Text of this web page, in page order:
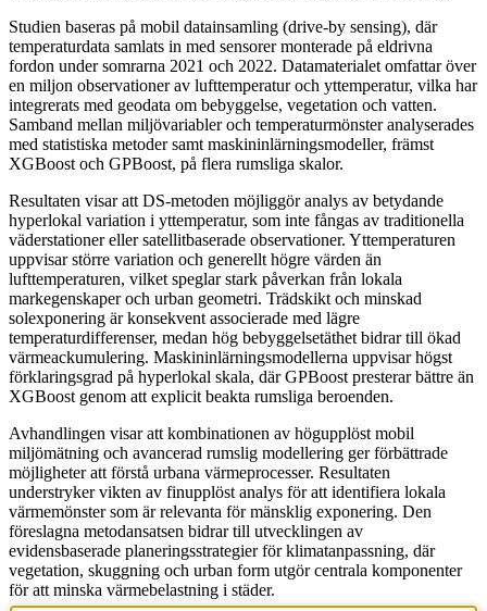
Studien baseras på mobil datainsamling (drive-by sensing), där
temperaturdata samlats in med sensorer monterade på eldrivna
fordon under somrarna 2021 och 2022. Datamaterialet omfattar över
en miljon observationer av lufttemperatur och yttemperatur, vilka har
integrerats med geodata om bebyggelse, vegetation och vatten.
Samband mellan miljövariabler och temperaturmönster analyserades
med statistiska metoder samt maskininlärningsmodeller, främst
XGBoost och GPBoost, på flera rumsliga skalor.
Resultaten visar att DS-metoden möjliggör analys av betydande
hyperlokal variation i yttemperatur, som inte fångas av traditionella
väderstationer eller satellitbaserade observationer. Yttemperaturen
uppvisar större variation och generellt högre värden än
lufttemperaturen, vilket speglar stark påverkan från lokala
markegenskaper och urban geometri. Trädskikt och minskad
solexponering är konsekvent associerade med lägre
temperaturdifferenser, medan hög bebyggelsetäthet bidrar till ökad
värmeackumulering. Maskininlärningsmodellerna uppvisar högst
förklaringsgrad på hyperlokal skala, där GPBoost presterar bättre än
XGBoost genom att explicit beakta rumsliga beroenden.
Avhandlingen visar att kombinationen av högupplöst mobil
miljömätning och avancerad rumslig modellering ger förbättrade
möjligheter att förstå urbana värmeprocesser. Resultaten
understryker vikten av finupplöst analys för att identifiera lokala
värmemönster som är relevanta för mänsklig exponering. Den
föreslagna metodansatsen bidrar till utvecklingen av
evidensbaserade planeringsstrategier för klimatanpassning, där
vegetation, skuggning och urban form utgör centrala komponenter
för att minska värmebelastning i städer.